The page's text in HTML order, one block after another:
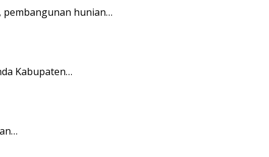
pembangunan hunian…
Kabupaten…